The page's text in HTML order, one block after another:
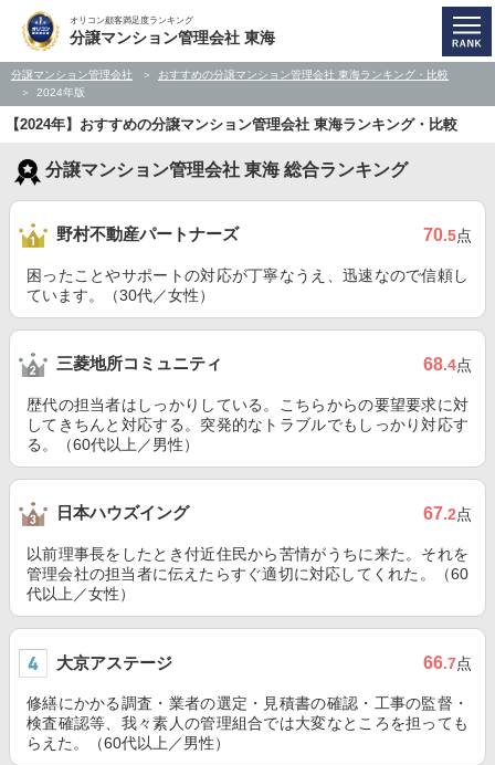
オリコン顧客満足度ランキング
分譲マンション管理会社 東海
分譲マンション管理会社
おすすめの分譲マンション管理会社 東海ランキング・比較
2024年版
【2024年】おすすめの分譲マンション管理会社 東海ランキング・比較
分譲マンション管理会社 東海 総合ランキング
野村不動産パートナーズ 70.5点
困ったことやサポートの対応が丁寧なうえ、迅速なので信頼し
ています。（30代／女性）
三菱地所コミュニティ 68.4点
歴代の担当者はしっかりしている。こちらからの要望要求に対
してきちんと対応する。突発的なトラブルでもしっかり対応す
る。（60代以上／男性）
日本ハウズイング 67.2点
以前理事長をしたとき付近住民から苦情がうちに来た。それを
管理会社の担当者に伝えたらすぐ適切に対応してくれた。（60
代以上／女性）
大京アステージ 66.7点
修繕にかかる調査・業者の選定・見積書の確認・工事の監督・
検査確認等、我々素人の管理組合では大変なところを担っても
らえた。（60代以上／男性）